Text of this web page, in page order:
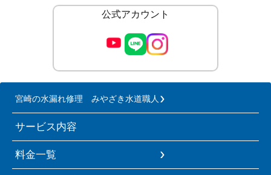
公式アカウント
宮崎の水漏れ修理 みやざき水道職人
サービス内容
料金一覧